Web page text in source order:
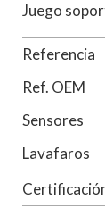
Juego
Referencia
Ref. OEM
Sensores
Lavafaros